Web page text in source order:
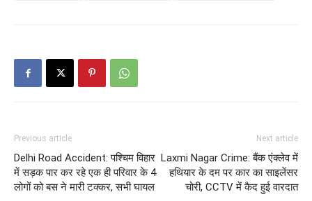
Previous article
Delhi Road Accident: पश्चिम विहार
में सड़क पार कर रहे एक ही परिवार के 4
लोगों को बस ने मारी टक्कर, सभी घायल
Next article
Laxmi Nagar Crime: बैंक एंक्लेव में
हथियार के दम पर कार का साइलेंसर
चोरी, CCTV में कैद हुई वारदात